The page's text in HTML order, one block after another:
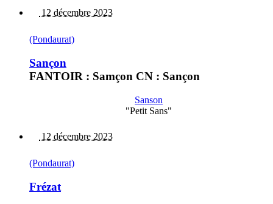
12 décembre 2023
(Pondaurat)
Sançon
FANTOIR : Samçon CN : Sançon
Sanson
"Petit Sans"
12 décembre 2023
(Pondaurat)
Frézat